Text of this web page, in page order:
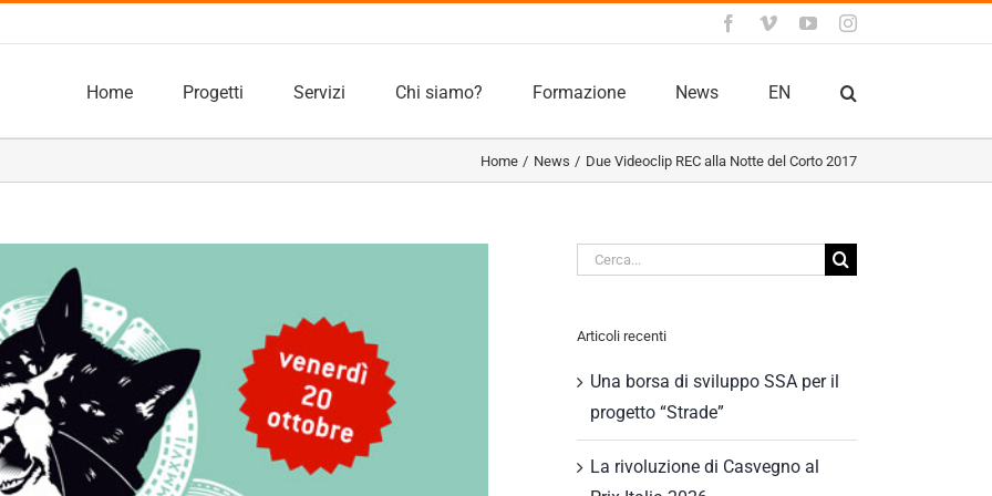
Facebook
VimeoYouTubeInstagram
Home Progetti Servizi Chi siamo? Formazione News EN
Home News Due Videoclip REC alla Notte del Corto 2017
Cerca
Articoli recenti
Una borsa di sviluppo SSA per il
progetto “Strade”
La rivoluzione di Casvegno al